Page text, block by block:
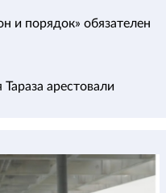
и порядок» обязателен
арестовали